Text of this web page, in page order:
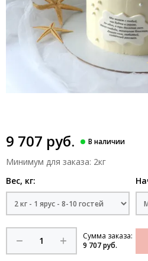
9 707 руб.
Минимум для заказа: 2кг
Вес, кг:
Сумма заказа:
9 707 руб.